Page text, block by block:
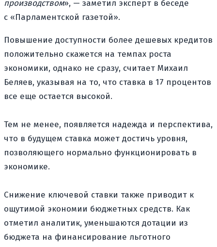
производством», — заметил эксперт в беседе
с «Парламентской газетой».
Повышение доступности более дешевых кредитов
положительно скажется на темпах роста
экономики, однако не сразу, считает Михаил
Беляев, указывая на то, что ставка в 17 процентов
все еще остается высокой.
Тем не менее, появляется надежда и перспектива,
что в будущем ставка может достичь уровня,
позволяющего нормально функционировать в
экономике.
Снижение ключевой ставки также приводит к
ощутимой экономии бюджетных средств. Как
отметил аналитик, уменьшаются дотации из
бюджета на финансирование льготного